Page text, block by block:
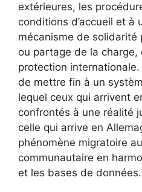
extérieures, les
conditions d’accueil et à
mécanisme de solidarité
ou partage de la
protection internationale.
de mettre fin à un
lequel ceux qui arrivent
confrontés à une réalité
celle qui arrive en
phénomène migratoire
communautaire en
et les bases de données.